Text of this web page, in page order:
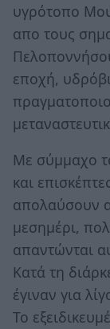
υγρότοπο
απο τους
εποχή,
Με σύμμαχο
και
απολαύσουν
μεσημέρι,
απαντώνται
Κατά τη
έγιναν για
Το